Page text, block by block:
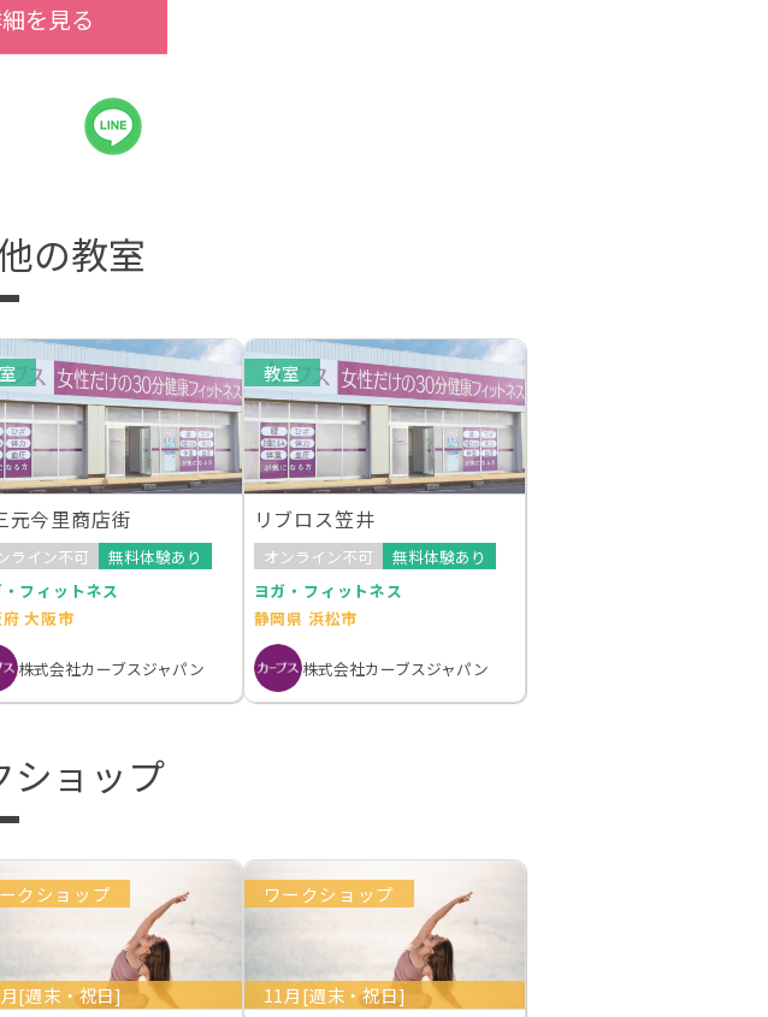
を見る
の教室
元今里商店街
ライン不可
無料体験あり
フィットネス
大阪市
株式会社カーブスジャパン
教室
リブロス笠井
オンライン不可
無料体験あり
ヨガ・フィットネス
静岡県 浜松市
株式会社カーブスジャパン
ショップ
クショップ
[週末・祝日]
ワークショップ
11月[週末・祝日]